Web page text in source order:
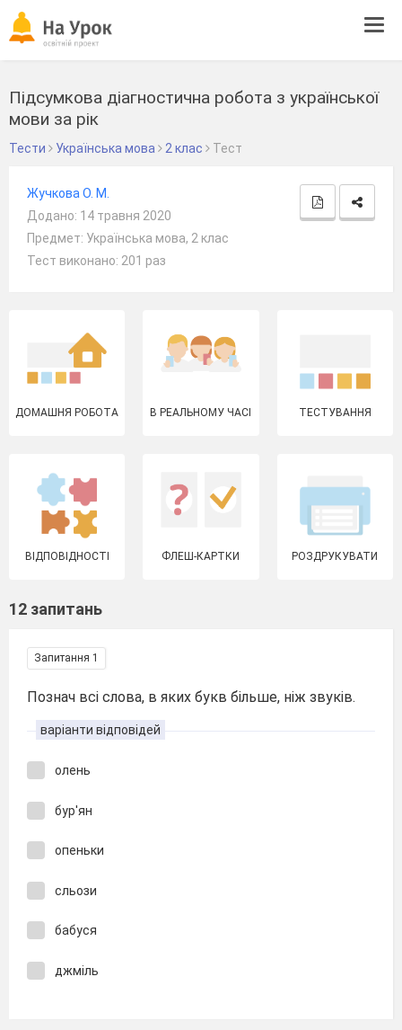
Підсумкова діагностична робота з української
мови за рік
Тести Українська мова 2 клас Тест
Жучкова О. М.
Додано: 14 травня 2020
Предмет: Українська мова, 2 клас
Тест виконано: 201 раз
ДОМАШНЯ РОБОТА В РЕАЛЬНОМУ ЧАСІ ТЕСТУВАННЯ
ВІДПОВІДНОСТІ ФЛЕШ-КАРТКИ РОЗДРУКУВАТИ
12 запитань
Запитання 1
Познач всі слова, в яких букв більше, ніж звуків.
варіанти відповідей
олень
бур'ян
опеньки
сльози
бабуся
джміль